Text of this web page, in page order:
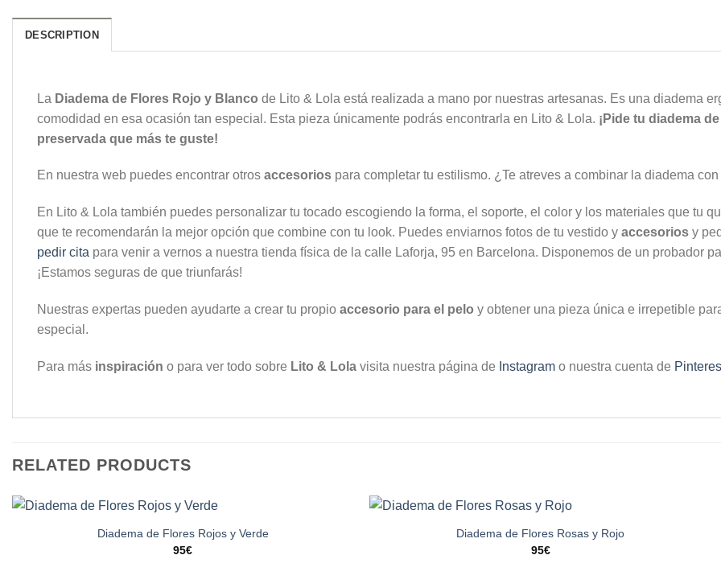
DESCRIPTION
La Diadema de Flores Rojo y Blanco de Lito & Lola está realizada a mano por nuestras artesanas. Es una diadema
comodidad en esa ocasión tan especial. Esta pieza únicamente podrás encontrarla en Lito & Lola. ¡Pide tu diadema
preservada que más te guste!
En nuestra web puedes encontrar otros accesorios para completar tu estilismo. ¿Te atreves a combinar la diadema con
En Lito & Lola también puedes personalizar tu tocado escogiendo la forma, el soporte, el color y los materiales que tu
que te recomendarán la mejor opción que combine con tu look. Puedes enviarnos fotos de tu vestido y accesorios y
pedir cita para venir a vernos a nuestra tienda física de la calle Laforja, 95 en Barcelona. Disponemos de un probador
¡Estamos seguras de que triunfarás!
Nuestras expertas pueden ayudarte a crear tu propio accesorio para el pelo y obtener una pieza única e irrepetible
especial.
Para más inspiración o para ver todo sobre Lito & Lola visita nuestra página de Instagram o nuestra cuenta de
RELATED PRODUCTS
Diadema de Flores Rojos y Verde
95€
Diadema de Flores Rosas y Rojo
95€